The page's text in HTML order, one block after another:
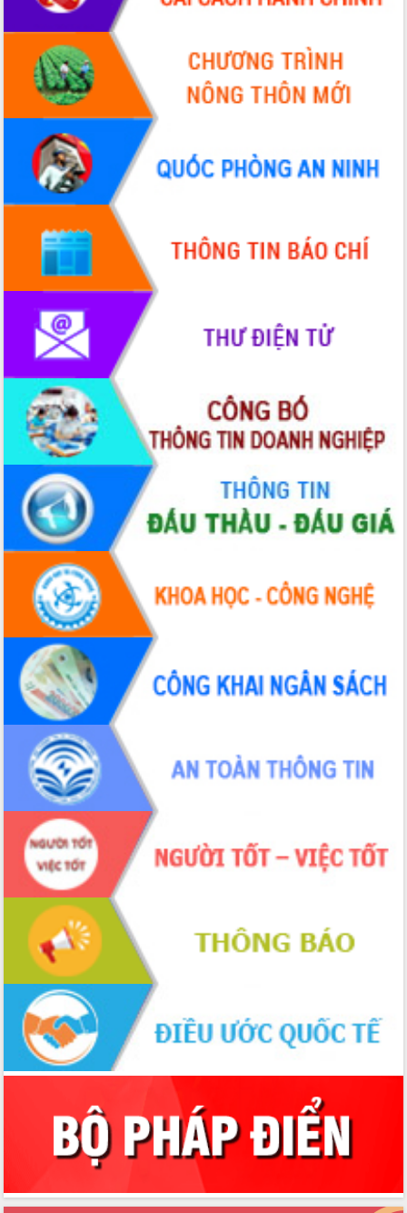
Xây dựng nền hành chính số đồng
hành cùng nông dân dân, doanh nghiệp
Giai đoạn 2026-2030, Đắk Lắk phấn
đấu có 77% xã đạt chuẩn nông thôn
Chuyển đổi số 'mở đường' cho nông
nghiệp Đắk Lắk tăng trưởng bứt phá
Triển khai đồng bộ đo đạc, lập hồ sơ
địa chính, hoàn thiện cơ sở dữ liệu đất
Ứng dụng sinh trắc học - Bước tiến
trong hành trình chuyển đổi số tại Đắk
Đắk Lắk nâng cao hiệu quả công tác
Đảng từ Sổ tay đảng viên điện tử
Đắk Lắk đẩy mạnh nuôi biển công
nghệ, hướng tới phát triển thủy sản
bền vững
Tập huấn nâng cao năng lực triển khai
chuyển đổi số cho cán bộ, công chức
cấp xã
Đắk Lắk phát động hưởng ứng Ngày
Quyền của người tiêu dùng Việt Nam
2026
Đẩy mạnh cải cách hành chính, quyết
tâm đạt được mục tiêu tăng trưởng
hai con số trong năm 2026
Tổ chức trang trọng Lễ hội Đền thờ
Lương Văn Chánh năm 2026
Phó Bí thư Tỉnh ủy Đắk Lắk Đỗ Hữu
Huy giữ chức Bí thư Đảng ủy Ủy Ban
Nhân dân tỉnh
Bệnh án điện tử thúc đẩy chuyển đổi
số y tế tại Đắk Lắk
Chuyển đổi số thư viện: Mở rộng
không gian tri thức trong thời đại số
Đánh giá, rút kinh nghiệm công tác tổ
chức diễn tập trước ngày bầu cử
Chương trình “Gặp gỡ hữu nghị –
Friendship Meeting New Year 2026”
Bầu cử Quốc hội và HĐND: Cử tri Đắk
Lắk gửi gắm niềm tin, kỳ vọng vào lá
phiếu
Đắk Lắk sẵn sàng các điều kiện cho
Ngày hội bầu cử đại biểu Quốc hội
khóa XVI và HĐND các cấp nhiệm kỳ
2026-2031
Đảm bảo cuộc bầu cử đại biểu Quốc
hội và đại biểu HĐND các cấp diễn ra
an toàn, hiệu quả, đúng quy định
Thủ tướng Chính phủ Phạm Minh Chính
kiểm tra, chỉ đạo hoàn thành các dự
án cao tốc và thăm khu tái định cư tại
Đắk Lắk
Sôi nổi Hội đua ngựa truyền thống Gò
Thì Thùng mừng Xuân Bính Ngọ 2026
Lãnh đạo tỉnh dâng hương tưởng niệm
tại Đập Đồng Cam đầu Xuân Bính Ngọ
Ngành nông nghiệp phấn đấu tăng
UBND tỉnh Đắk Lắk triển khai công tác